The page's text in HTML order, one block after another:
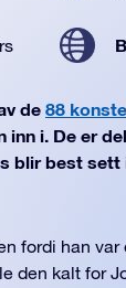
de 88
i. De er
blir best sett
fordi han
den kalt for